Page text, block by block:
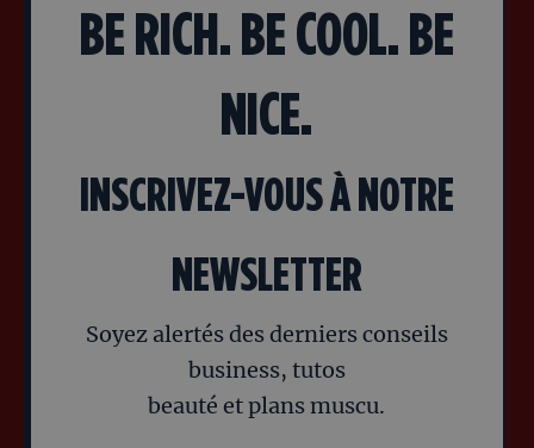
BE RICH. BE COOL. BE
NICE.
INSCRIVEZ-VOUS À NOTRE
NEWSLETTER
Soyez alertés des derniers conseils
business, tutos
beauté et plans muscu.